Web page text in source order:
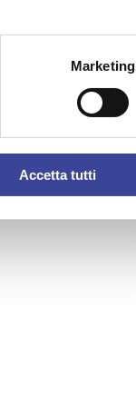
Marketing
Accetta tutti